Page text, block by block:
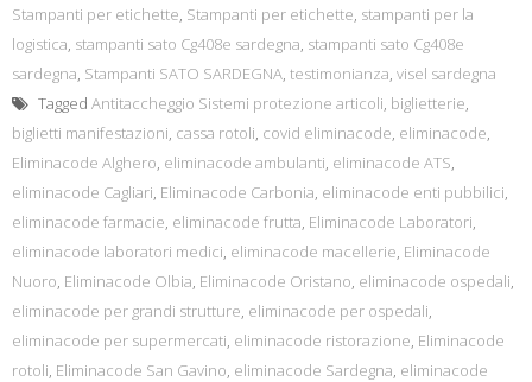
Stampanti per etichette, Stampanti per etichette, stampanti per la
logistica, stampanti sato Cg408e sardegna, stampanti sato Cg408e
sardegna, Stampanti SATO SARDEGNA, testimonianza, visel sardegna
Tagged Antitaccheggio Sistemi protezione articoli, biglietterie,
biglietti manifestazioni, cassa rotoli, covid eliminacode, eliminacode,
Eliminacode Alghero, eliminacode ambulanti, eliminacode ATS,
eliminacode Cagliari, Eliminacode Carbonia, eliminacode enti pubbilici,
eliminacode farmacie, eliminacode frutta, Eliminacode Laboratori,
eliminacode laboratori medici, eliminacode macellerie, Eliminacode
Nuoro, Eliminacode Olbia, Eliminacode Oristano, eliminacode ospedali,
eliminacode per grandi strutture, eliminacode per ospedali,
eliminacode per supermercati, eliminacode ristorazione, Eliminacode
rotoli, Eliminacode San Gavino, eliminacode Sardegna, eliminacode